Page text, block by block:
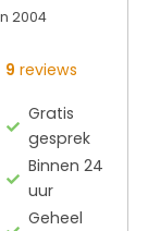
2004
9 reviews
Gratis
gesprek
Binnen 24
uur
Geheel